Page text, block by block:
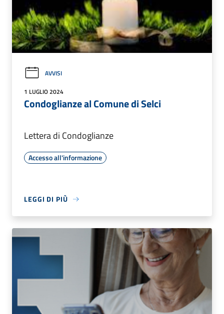
AVVISI
1 LUGLIO 2024
Condoglianze al Comune di Selci
Lettera di Condoglianze
Accesso all'informazione
LEGGI DI PIÙ